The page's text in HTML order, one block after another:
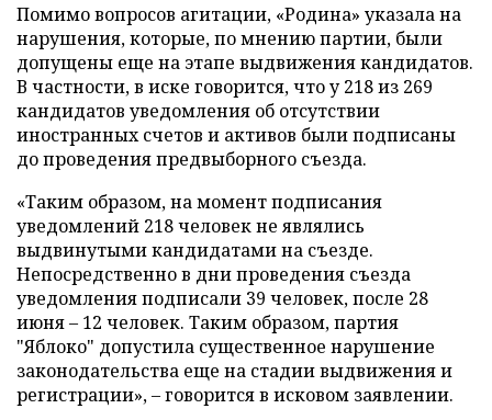
Помимо вопросов агитации, «Родина» указала на
нарушения, которые, по мнению партии, были
допущены еще на этапе выдвижения кандидатов.
В частности, в иске говорится, что у 218 из 269
кандидатов уведомления об отсутствии
иностранных счетов и активов были подписаны
до проведения предвыборного съезда.
«Таким образом, на момент подписания
уведомлений 218 человек не являлись
выдвинутыми кандидатами на съезде.
Непосредственно в дни проведения съезда
уведомления подписали 39 человек, после 28
июня – 12 человек. Таким образом, партия
"Яблоко" допустила существенное нарушение
законодательства еще на стадии выдвижения и
регистрации», – говорится в исковом заявлении.